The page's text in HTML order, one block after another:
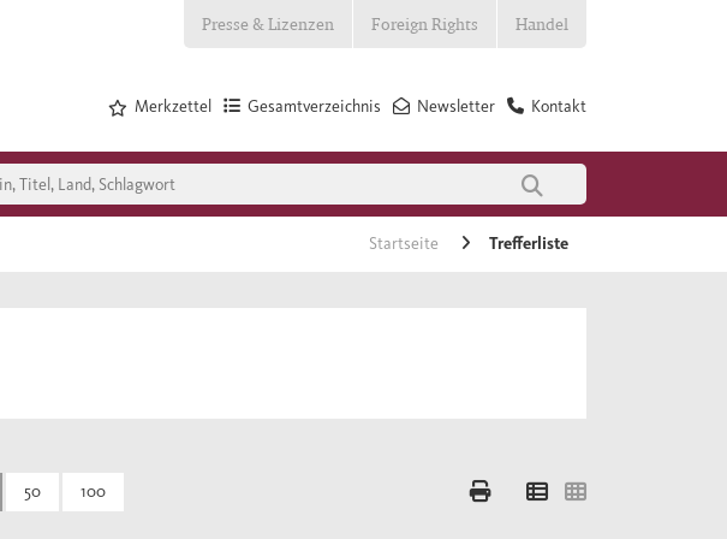
Presse & Lizenzen Foreign Rights Handel
Kontakt
Newsletter
Gesamtverzeichnis
Merkzettel
Startseite Trefferliste
50 100